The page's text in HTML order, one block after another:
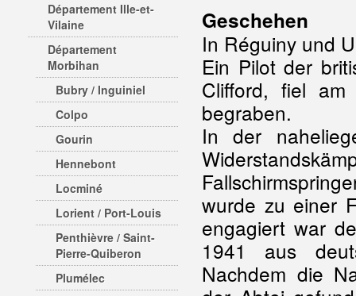
Département Ille-et-
Vilaine
Département
Morbihan
Bubry / Inguiniel
Colpo
Gourin
Hennebont
Locminé
Lorient / Port-Louis
Penthièvre / Saint-
Pierre-Quiberon
Plumélec
Geschehen
In Réguiny und
Ein Pilot der
Clifford, fiel
begraben.
In der
wurde zu einer
engagiert war
1941 aus
Nachdem die